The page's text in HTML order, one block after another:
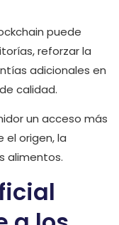
puede
reforzar la
adicionales en
calidad.
un acceso más
el origen, la
alimentos.